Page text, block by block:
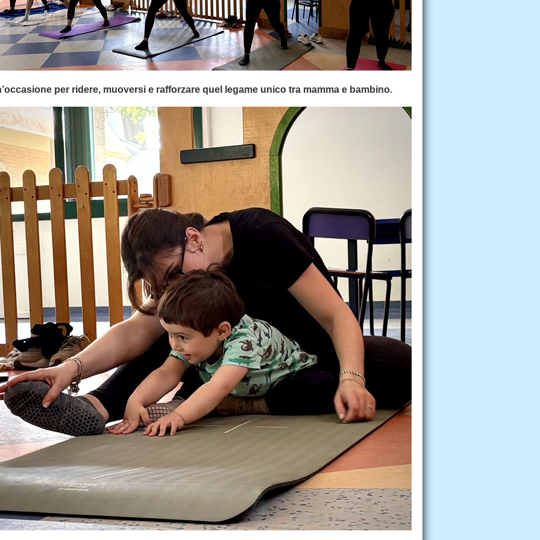
per ridere, muoversi e rafforzare quel legame unico tra mamma e bambino.